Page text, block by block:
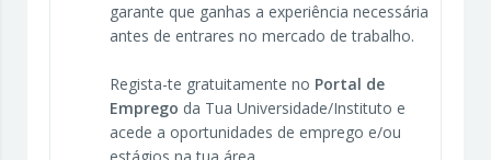
garante que ganhas a experiência necessária
antes de entrares no mercado de trabalho.
Regista-te gratuitamente no Portal de
Emprego da Tua Universidade/Instituto e
acede a oportunidades de emprego e/ou